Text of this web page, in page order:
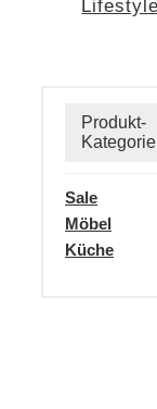
Lifestyle
Produkt-
Sale
Möbel
Küche